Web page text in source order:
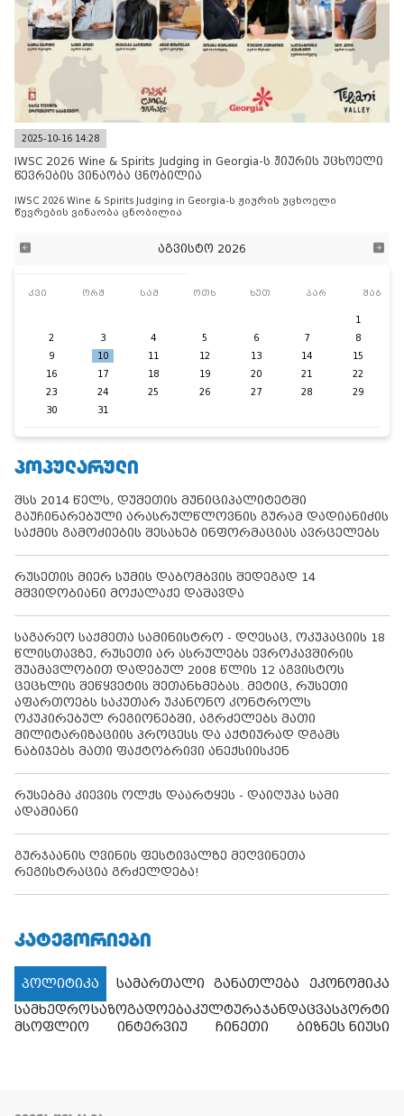
2025-10-16 14:28
IWSC 2026 Wine & Spirits Judging in Georgia-ს ჟიურის უცხოელი
წევრების ვინაობა ცნობილია
IWSC 2026 Wine & Spirits Judging in Georgia-ს ჟიურის უცხოელი
წევრების ვინაობა ცნობილია
აგვისტო 2026
კვი ორშ სამ ოთხ ხუთ პარ შაბ
1
2
3 4 5 6 7
8
9
10 11 12 13 14
15
16
17 18 19 20 21
22
23
24 25 26 27 28
29
30
31
ᲞᲝᲞᲣᲚᲐᲠᲣᲚᲘ
შსს 2014 წელს, დუშეთის მუნიციპალიტეტში
გაუჩინარებული არასრულწლოვნის გურამ დადიანიძის
საქმის გამოძიების შესახებ ინფორმაციას ავრცელებს
რუსეთის მიერ სუმის დაბომბვის შედეგად 14
მშვიდობიანი მოქალაქე დაშავდა
საგარეო საქმეთა სამინისტრო - დღესაც, ოკუპაციის 18
წლისთავზე, რუსეთი არ ასრულებს ევროკავშირის
შუამავლობით დადებულ 2008 წლის 12 აგვისტოს
ცეცხლის შეწყვეტის შეთანხმებას. მეტიც, რუსეთი
აფართოებს საკუთარ უკანონო კონტროლს
ოკუპირებულ რეგიონებში, აგრძელებს მათი
მილიტარიზაციის პროცესს და აქტიურად დგამს
ნაბიჯებს მათი ფაქტობრივი ანექსიისკენ
რუსებმა კიევის ოლქს დაარტყეს - დაიღუპა სამი
ადამიანი
გურჯაანის ღვინის ფესტივალზე მეღვინეთა
რეგისტრაცია გრძელდება!
ᲙᲐᲢᲔᲒᲝᲠᲘᲔᲑᲘ
პოლიტიკა სამართალი განათლება
ეკონომიკა
სამხედროსაზოგადოებაკულტურაჯანდაცვასპორტი
მსოფლიო
ინტერვიუ ჩინეთი ბიზნეს ნიუსი